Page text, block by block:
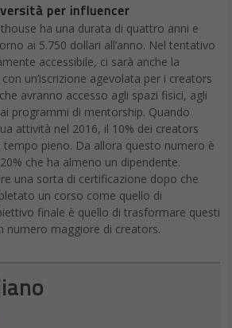
per influencer
ha una durata di quattro anni e
ai 5.750 dollari all’anno. Nel tentativo
accessibile, ci sarà anche la
un’iscrizione agevolata per i creators
avranno accesso agli spazi fisici, agli
programmi di mentorship. Quando
attività nel 2016, il 10% dei creators
tempo pieno. Da allora questo numero è
che ha almeno un dipendente.
una sorta di certificazione dopo che
un corso come quello di
finale è quello di trasformare questi
numero maggiore di creators.